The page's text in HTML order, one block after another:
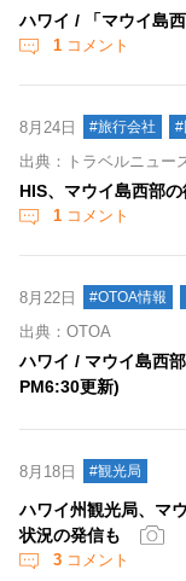
ハワイ / 「マウイ島
1 コメント
8月24日 #旅行会社 #
出典：トラベルニュー
HIS、マウイ島西部
1 コメント
8月22日 #OTOA情報
出典：OTOA
ハワイ / マウイ島西
PM6:30更新)
8月18日 #観光局
ハワイ州観光局、マ
状況の発信も
3 コメント